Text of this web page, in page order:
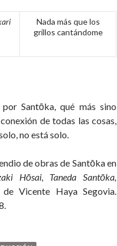
Nada más que los
grillos cantándome
Santōka, qué más sino
de todas las cosas,
no está solo.
de obras de Santōka en
Hōsai, Taneda Santōka,
Vicente Haya Segovia.